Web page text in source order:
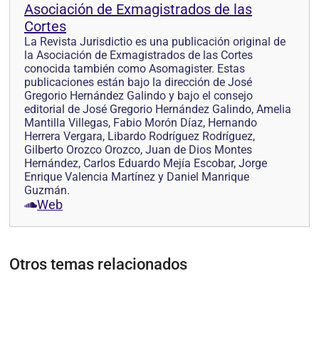
Asociación de Exmagistrados de las
Cortes
La Revista Jurisdictio es una publicación original de
la Asociación de Exmagistrados de las Cortes
conocida también como Asomagister. Estas
publicaciones están bajo la dirección de José
Gregorio Hernández Galindo y bajo el consejo
editorial de José Gregorio Hernández Galindo, Amelia
Mantilla Villegas, Fabio Morón Díaz, Hernando
Herrera Vergara, Libardo Rodríguez Rodríguez,
Gilberto Orozco Orozco, Juan de Dios Montes
Hernández, Carlos Eduardo Mejía Escobar, Jorge
Enrique Valencia Martínez y Daniel Manrique
Guzmán.
Web
Otros temas relacionados